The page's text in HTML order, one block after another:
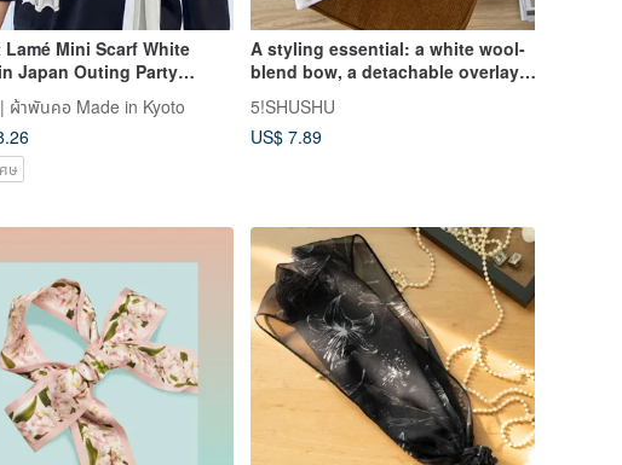
Lamé Mini Scarf White
Japan Outing Party
Ladies Warmth Sun
Gift Present
ผ้าพันคอ Made in Kyoto
ษ
A styling essential: a white wool-
blend bow, a detachable overlay,
5!SHUSHU
US$ 7.89